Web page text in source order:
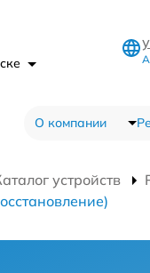
О компании
устройств